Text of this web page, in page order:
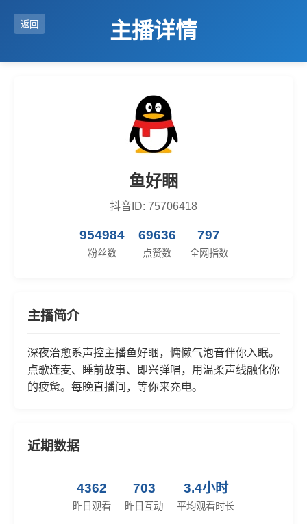
返回 主播详情
鱼好睏
抖音ID: 75706418
954984
粉丝数
69636
点赞数
797
全网指数
主播简介
深夜治愈系声控主播鱼好睏，慵懒气泡音伴你入眠。
点歌连麦、睡前故事、即兴弹唱，用温柔声线融化你
的疲惫。每晚直播间，等你来充电。
近期数据
4362
昨日观看
703
昨日互动
3.4小时
平均观看时长